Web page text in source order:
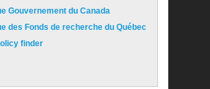
Gouvernement du Canada
des Fonds de recherche du Québec
finder